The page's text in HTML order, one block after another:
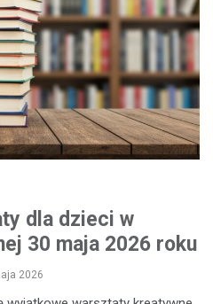
dla dzieci w
30 maja 2026 roku
2026